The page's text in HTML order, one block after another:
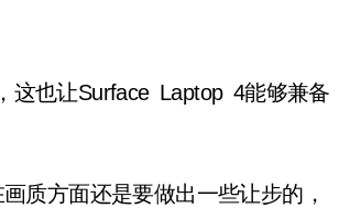
也让Surface Laptop 4能够兼备
方面还是要做出一些让步的，